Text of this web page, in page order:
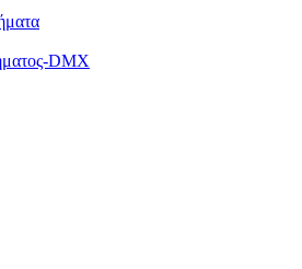
DMX